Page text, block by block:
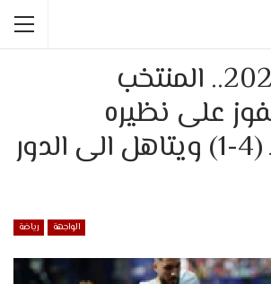
مونديال 2026.. المنتخب
على نظيره
النرويجي بـ (4-1) ويتاهل الى الدور
الواجهة رياضة